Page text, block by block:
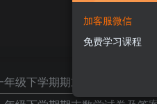
加客服微信
免费学习课程